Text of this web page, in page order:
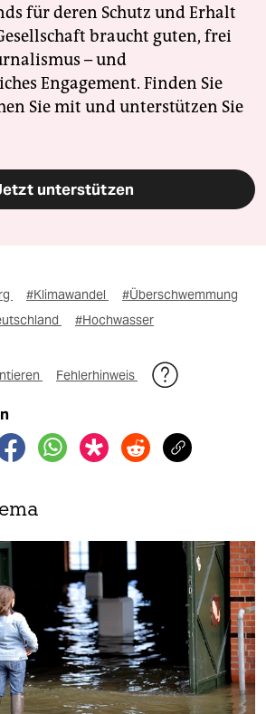
für deren Schutz und Erhalt
braucht guten, frei
– und
Engagement. Finden Sie
Sie mit und unterstützen Sie
unterstützen
#Klimawandel
#Überschwemmung
#Hochwasser
Fehlerhinweis